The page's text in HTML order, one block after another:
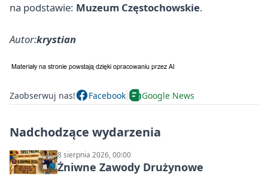
na podstawie: Muzeum Częstochowskie.
Autor:krystian
Zaobserwuj nas! Facebook Google News
Nadchodzące wydarzenia
8 sierpnia 2026, 00:00
Żniwne Zawody Drużynowe